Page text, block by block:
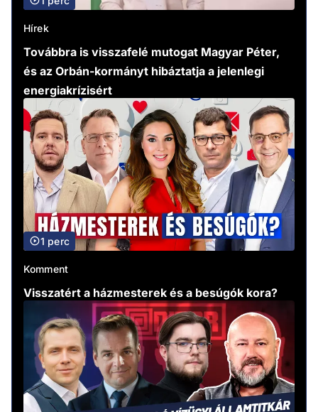
Hírek
Továbbra is visszafelé mutogat Magyar Péter,
és az Orbán-kormányt hibáztatja a jelenlegi
energiakrízisért
1 perc
Komment
Visszatért a házmesterek és a besúgók kora?